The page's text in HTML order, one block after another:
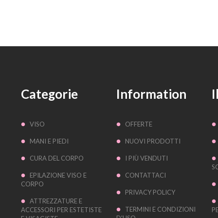
Categorie
VISO
MANI E PIEDI
CURA DEL CORPO
EPILAZIONE VISO E
CORPO
ATTREZZATURE E
ACCESSORI PER ESTETISTE
Information
OFFERTE
NUOVI PRODOTTI
I PIÙ VENDUTI
CONTATTACI
PRIVACY POLICY
TERMINI E CONDIZIONI